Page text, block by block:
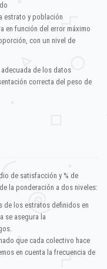
estrato y población
en función del error máximo
con un nivel de
de los datos
correcta del peso de
de satisfacción y % de
la ponderación a dos niveles:
de los estratos definidos en
se asegura la
que cada colectivo hace
en cuenta la frecuencia de